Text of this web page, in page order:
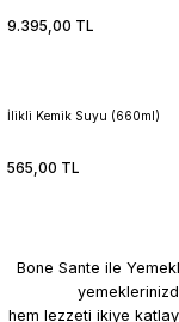
9.395,00 TL
İlikli Kemik Suyu (660ml)
565,00 TL
Nasıl
Tüketilir?
1 Aylık Kür
Bone Sante ile
hem lezzeti ikiye